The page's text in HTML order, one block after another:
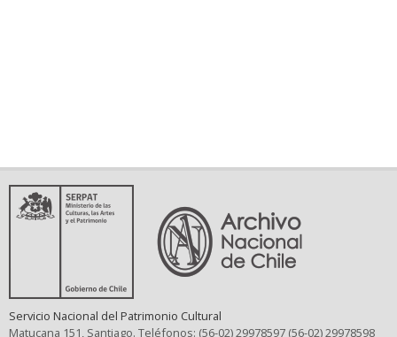
Servicio Nacional del Patrimonio Cultural
Matucana 151, Santiago. Teléfonos: (56-02) 29978597 (56-02) 29978598